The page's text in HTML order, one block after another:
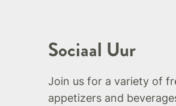
Sociaal Uur
Join us for a variety of
appetizers and